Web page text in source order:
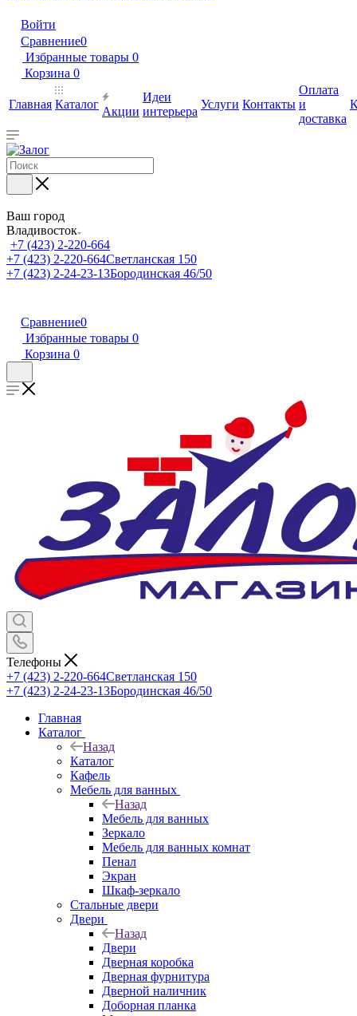
Войти
Сравнение0
Избранные товары 0
Корзина 0
Главная Каталог
Акции
Идеи
интерьера
Услуги Контакты
Оплата
и
доставка
Ваш город
Владивосток
+7 (423) 2-220-664
+7 (423) 2-220-664Светланская 150
+7 (423) 2-24-23-13Бородинская 46/50
Сравнение0
Избранные товары 0
Корзина 0
Телефоны
+7 (423) 2-220-664Светланская 150
+7 (423) 2-24-23-13Бородинская 46/50
Главная
Каталог
Назад
Каталог
Кафель
Мебель для ванных
Назад
Мебель для ванных
Зеркало
Мебель для ванных комнат
Пенал
Экран
Шкаф-зеркало
Стальные двери
Двери
Назад
Двери
Дверная коробка
Дверная фурнитура
Дверной наличник
Доборная планка